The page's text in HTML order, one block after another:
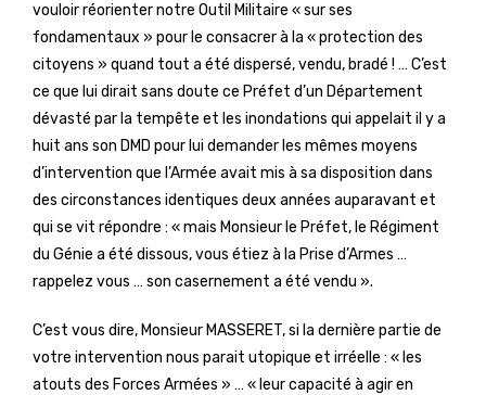
vouloir réorienter notre Outil Militaire « sur ses
fondamentaux » pour le consacrer à la « protection des
citoyens » quand tout a été dispersé, vendu, bradé ! … C’est
ce que lui dirait sans doute ce Préfet d’un Département
dévasté par la tempête et les inondations qui appelait il y a
huit ans son DMD pour lui demander les mêmes moyens
d’intervention que l’Armée avait mis à sa disposition dans
des circonstances identiques deux années auparavant et
qui se vit répondre : « mais Monsieur le Préfet, le Régiment
du Génie a été dissous, vous étiez à la Prise d’Armes …
rappelez vous … son casernement a été vendu ».
C’est vous dire, Monsieur MASSERET, si la dernière partie de
votre intervention nous parait utopique et irréelle : « les
atouts des Forces Armées » … « leur capacité à agir en